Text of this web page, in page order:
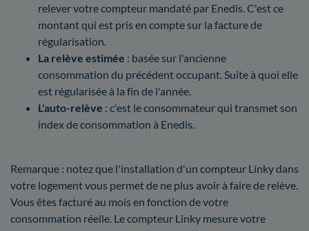
relever votre compteur mandaté par Enedis. C'est ce
montant qui est pris en compte sur la facture de
régularisation.
La relève estimée : basée sur l'ancienne
consommation du précédent occupant. Suite à quoi elle
est régularisée à la fin de l'année.
L'auto-relève : c'est le consommateur qui transmet son
index de consommation à Enedis.
Remarque : notez que l'installation d'un compteur Linky dans
votre logement vous permet de ne plus avoir à faire de relève.
Vous êtes facturé au mois en fonction de votre
consommation réelle. Le compteur Linky mesure votre